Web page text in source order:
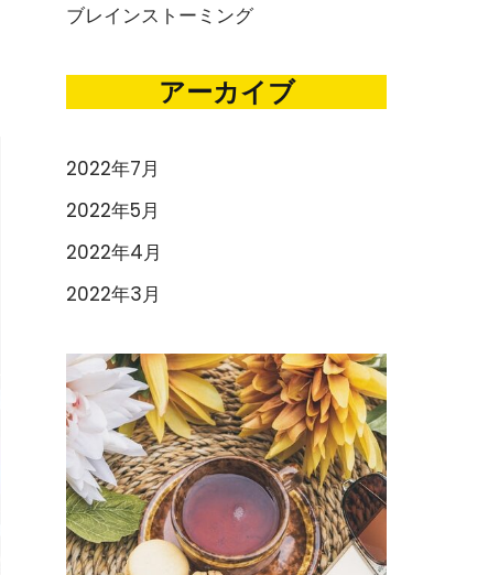
ブレインストーミング
アーカイブ
2022年7月
2022年5月
2022年4月
2022年3月